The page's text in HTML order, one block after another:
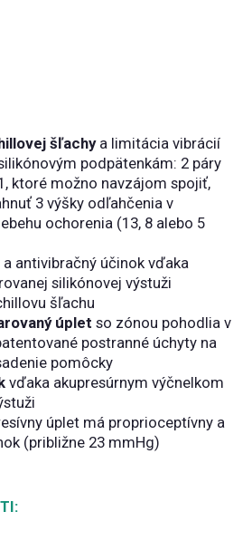
šľachya limitácia vibrácií
podpätenkám: 2 páry
ktoré možno navzájom spojiť,
3 výšky odľahčenia v
ochorenia (13, 8 alebo 5
antivibračný účinok vďaka
silikónovej výstuži
šľachu
úplet so zónou pohodlia v
postranné úchyty na
pomôcky
vďaka akupresúrnym výčnelkom
úplet má proprioceptívny a
(približne 23 mmHg)